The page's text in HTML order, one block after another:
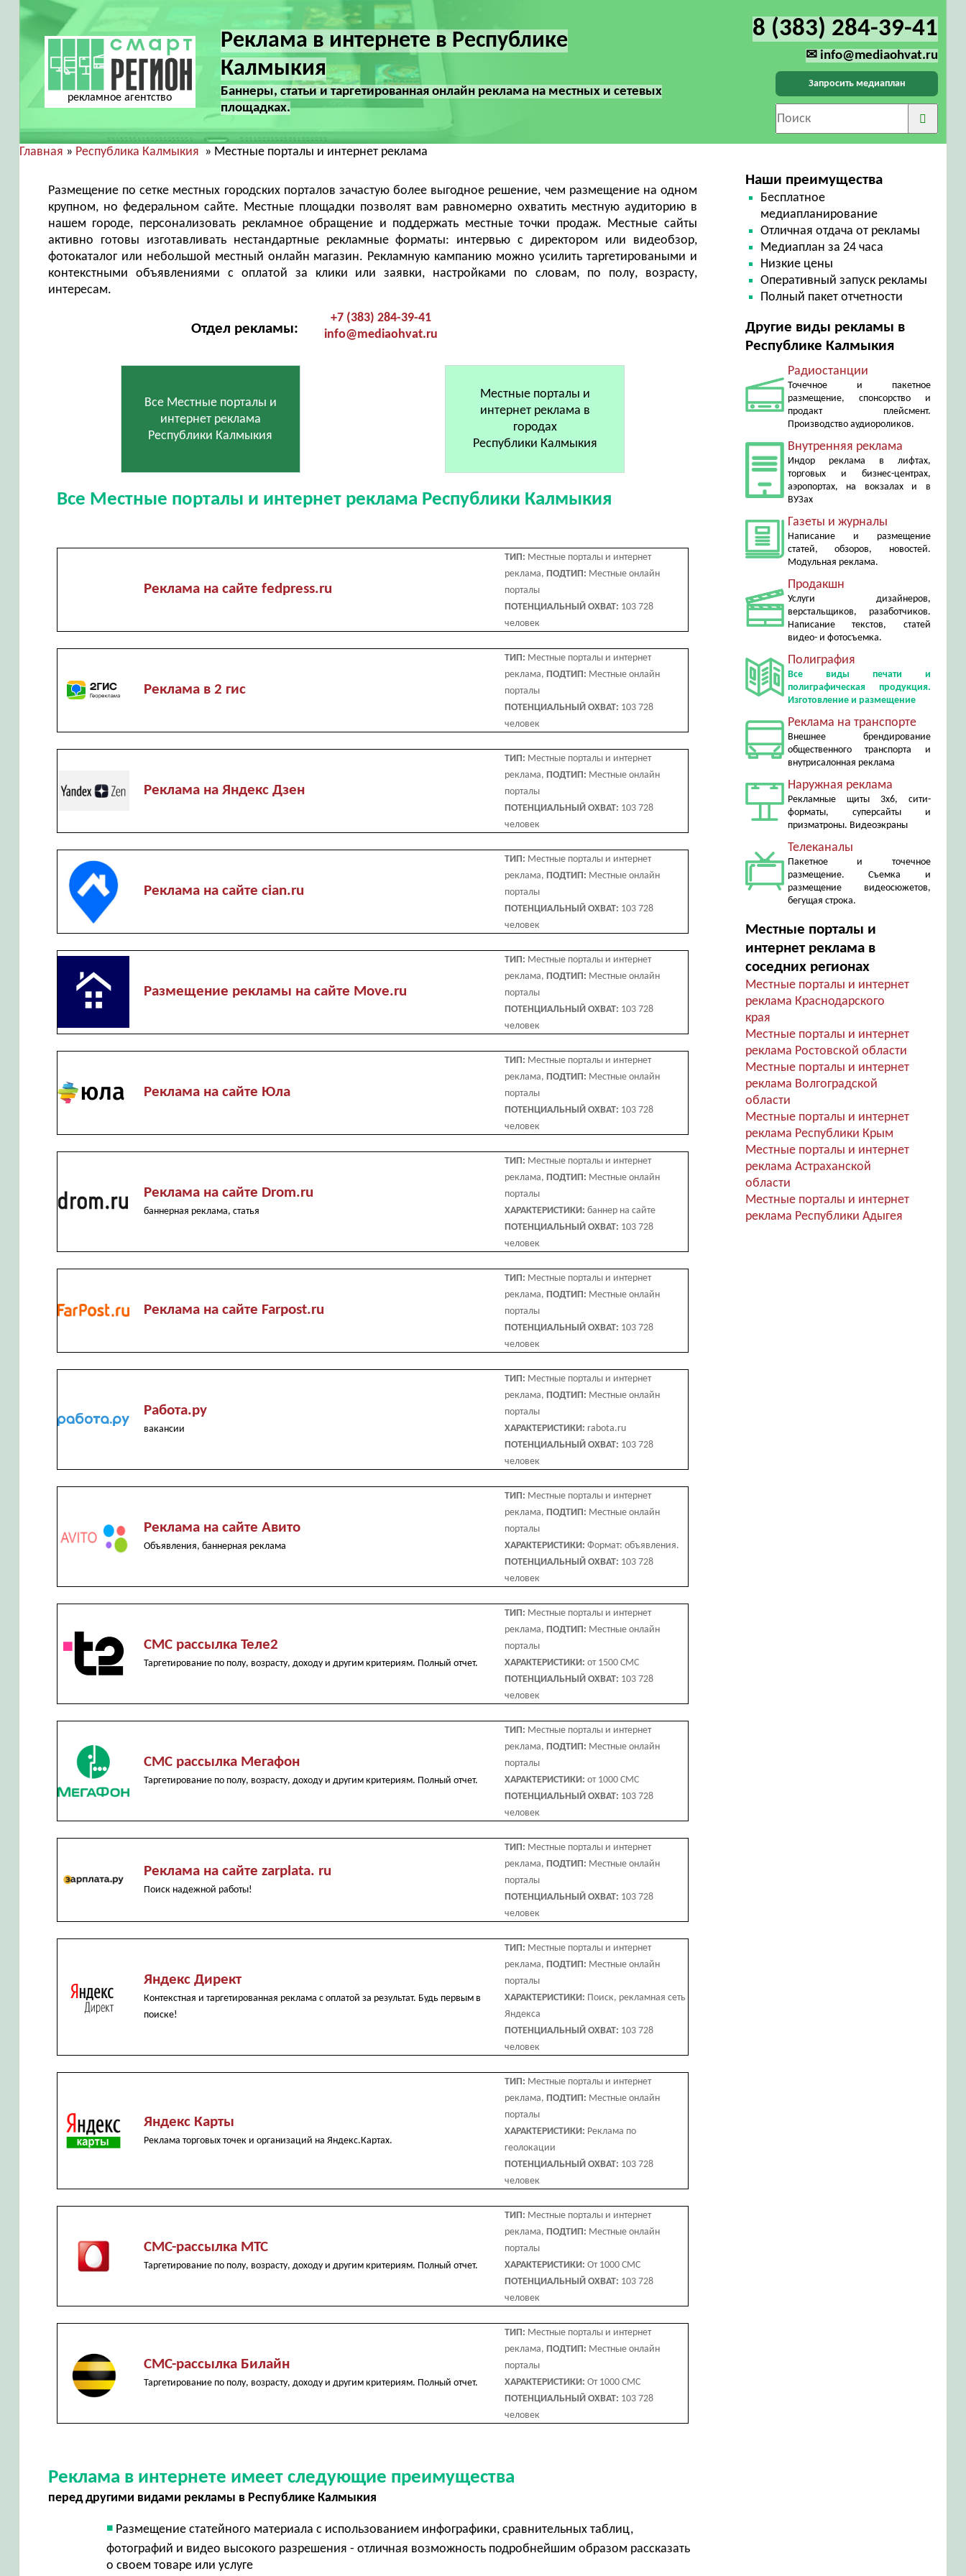
рекламное агентство
Реклама в интернете в Республике
Калмыкия
Баннеры, статьи и таргетированная онлайн реклама на местных и сетевых
площадках.
8 (383) 284-39-41
✉ info@mediaohvat.ru
Запросить медиаплан
Главная » Республика Калмыкия » Местные порталы и интернет реклама
Размещение по сетке местных городских порталов зачастую более выгодное решение, чем размещение на одном
крупном, но федеральном сайте. Местные площадки позволят вам равномерно охватить местную аудиторию в
нашем городе, персонализовать рекламное обращение и поддержать местные точки продаж. Местные сайты
активно готовы изготавливать нестандартные рекламные форматы: интервью с директором или видеобзор,
фотокаталог или небольшой местный онлайн магазин. Рекламную кампанию можно усилить таргетироваными и
контекстными объявлениями с оплатой за клики или заявки, настройками по словам, по полу, возрасту,
интересам.
Отдел рекламы:
+7 (383) 284-39-41
info@mediaohvat.ru
Все Местные порталы и
интернет реклама
Республики Калмыкия
Местные порталы и
интернет реклама в
городах
Республики Калмыкия
Все Местные порталы и интернет реклама Республики Калмыкия
Реклама на сайте fedpress.ru
ТИП: Местные порталы и интернет
реклама, ПОДТИП: Местные онлайн
порталы
ПОТЕНЦИАЛЬНЫЙ ОХВАТ: 103 728
человек
Реклама в 2 гис
ТИП: Местные порталы и интернет
реклама, ПОДТИП: Местные онлайн
порталы
ПОТЕНЦИАЛЬНЫЙ ОХВАТ: 103 728
человек
Реклама на Яндекс Дзен
ТИП: Местные порталы и интернет
реклама, ПОДТИП: Местные онлайн
порталы
ПОТЕНЦИАЛЬНЫЙ ОХВАТ: 103 728
человек
Реклама на сайте cian.ru
ТИП: Местные порталы и интернет
реклама, ПОДТИП: Местные онлайн
порталы
ПОТЕНЦИАЛЬНЫЙ ОХВАТ: 103 728
человек
Размещение рекламы на сайте Move.ru
ТИП: Местные порталы и интернет
реклама, ПОДТИП: Местные онлайн
порталы
ПОТЕНЦИАЛЬНЫЙ ОХВАТ: 103 728
человек
Реклама на сайте Юла
ТИП: Местные порталы и интернет
реклама, ПОДТИП: Местные онлайн
порталы
ПОТЕНЦИАЛЬНЫЙ ОХВАТ: 103 728
человек
Реклама на сайте Drom.ru
баннерная реклама, статья
ТИП: Местные порталы и интернет
реклама, ПОДТИП: Местные онлайн
порталы
ХАРАКТЕРИСТИКИ: баннер на сайте
ПОТЕНЦИАЛЬНЫЙ ОХВАТ: 103 728
человек
Реклама на сайте Farpost.ru
ТИП: Местные порталы и интернет
реклама, ПОДТИП: Местные онлайн
порталы
ПОТЕНЦИАЛЬНЫЙ ОХВАТ: 103 728
человек
Работа.ру
вакансии
ТИП: Местные порталы и интернет
реклама, ПОДТИП: Местные онлайн
порталы
ХАРАКТЕРИСТИКИ: rabota.ru
ПОТЕНЦИАЛЬНЫЙ ОХВАТ: 103 728
человек
Реклама на сайте Авито
Объявления, баннерная реклама
ТИП: Местные порталы и интернет
реклама, ПОДТИП: Местные онлайн
порталы
ХАРАКТЕРИСТИКИ: Формат: объявления.
ПОТЕНЦИАЛЬНЫЙ ОХВАТ: 103 728
человек
СМС рассылка Теле2
Таргетирование по полу, возрасту, доходу и другим критериям. Полный отчет.
ТИП: Местные порталы и интернет
реклама, ПОДТИП: Местные онлайн
порталы
ХАРАКТЕРИСТИКИ: от 1500 СМС
ПОТЕНЦИАЛЬНЫЙ ОХВАТ: 103 728
человек
СМС рассылка Мегафон
Таргетирование по полу, возрасту, доходу и другим критериям. Полный отчет.
ТИП: Местные порталы и интернет
реклама, ПОДТИП: Местные онлайн
порталы
ХАРАКТЕРИСТИКИ: от 1000 СМС
ПОТЕНЦИАЛЬНЫЙ ОХВАТ: 103 728
человек
Реклама на сайте zarplata. ru
Поиск надежной работы!
ТИП: Местные порталы и интернет
реклама, ПОДТИП: Местные онлайн
порталы
ПОТЕНЦИАЛЬНЫЙ ОХВАТ: 103 728
человек
Яндекс Директ
Контекстная и таргетированная реклама с оплатой за результат. Будь первым в
поиске!
ТИП: Местные порталы и интернет
реклама, ПОДТИП: Местные онлайн
порталы
ХАРАКТЕРИСТИКИ: Поиск, рекламная сеть
Яндекса
ПОТЕНЦИАЛЬНЫЙ ОХВАТ: 103 728
человек
Яндекс Карты
Реклама торговых точек и организаций на Яндекс.Картах.
ТИП: Местные порталы и интернет
реклама, ПОДТИП: Местные онлайн
порталы
ХАРАКТЕРИСТИКИ: Реклама по
геолокации
ПОТЕНЦИАЛЬНЫЙ ОХВАТ: 103 728
человек
СМС-рассылка МТС
Таргетирование по полу, возрасту, доходу и другим критериям. Полный отчет.
ТИП: Местные порталы и интернет
реклама, ПОДТИП: Местные онлайн
порталы
ХАРАКТЕРИСТИКИ: От 1000 СМС
ПОТЕНЦИАЛЬНЫЙ ОХВАТ: 103 728
человек
СМС-рассылка Билайн
Таргетирование по полу, возрасту, доходу и другим критериям. Полный отчет.
ТИП: Местные порталы и интернет
реклама, ПОДТИП: Местные онлайн
порталы
ХАРАКТЕРИСТИКИ: От 1000 СМС
ПОТЕНЦИАЛЬНЫЙ ОХВАТ: 103 728
человек
Реклама в интернете имеет следующие преимущества
перед другими видами рекламы в Республике Калмыкия
Размещение статейного материала с использованием инфографики, сравнительных таблиц,
фотографий и видео высокого разрешения - отличная возможность подробнейшим образом рассказать
о своем товаре или услуге
Наши преимущества
Бесплатное
медиапланирование
Отличная отдача от рекламы
Медиаплан за 24 часа
Низкие цены
Оперативный запуск рекламы
Полный пакет отчетности
Другие виды рекламы в
Республике Калмыкия
Радиостанции
Точечное и пакетное
размещение, спонсорство и
продакт плейсмент.
Производство аудиороликов.
Внутренняя реклама
Индор реклама в лифтах,
торговых и бизнес-центрах,
аэропортах, на вокзалах и в
ВУЗах
Газеты и журналы
Написание и размещение
статей, обзоров, новостей.
Модульная реклама.
Продакшн
Услуги дизайнеров,
верстальщиков, разаботчиков.
Написание текстов, статей
видео- и фотосъемка.
Полиграфия
Все виды печати и
полиграфическая продукция.
Изготовление и размещение
Реклама на транспорте
Внешнее брендирование
общественного транспорта и
внутрисалонная реклама
Наружная реклама
Рекламные щиты 3х6, сити-
форматы, суперсайты и
призматроны. Видеоэкраны
Телеканалы
Пакетное и точечное
размещение. Съемка и
размещение видеосюжетов,
бегущая строка.
Местные порталы и
интернет реклама в
соседних регионах
Местные порталы и интернет
реклама Краснодарского
края
Местные порталы и интернет
реклама Ростовской области
Местные порталы и интернет
реклама Волгоградской
области
Местные порталы и интернет
реклама Республики Крым
Местные порталы и интернет
реклама Астраханской
области
Местные порталы и интернет
реклама Республики Адыгея